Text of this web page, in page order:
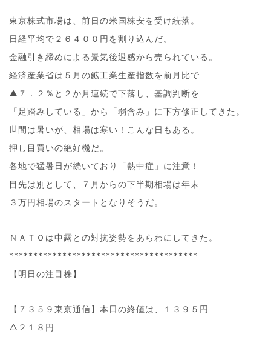
東京株式市場は、前日の米国株安を受け続落。
日経平均で２６４００円を割り込んだ。
金融引き締めによる景気後退感から売られている。
経済産業省は５月の鉱工業生産指数を前月比で
▲７．２％と２か月連続で下落し、基調判断を
「足踏みしている」から「弱含み」に下方修正してきた。
世間は暑いが、相場は寒い！こんな日もある。
押し目買いの絶好機だ。
各地で猛暑日が続いており「熱中症」に注意！
目先は別として、７月からの下半期相場は年末
３万円相場のスタートとなりそうだ。
ＮＡＴＯは中露との対抗姿勢をあらわにしてきた。
***************************************
【明日の注目株】
【７３５９東京通信】本日の終値は、１３９５円
△２１８円